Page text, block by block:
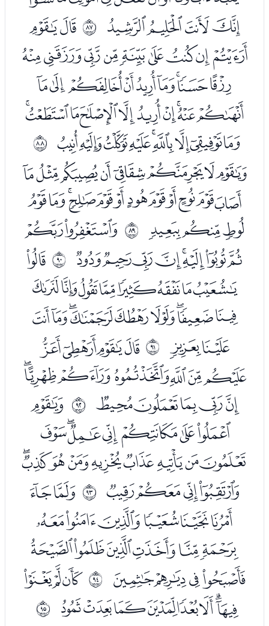
ﯖﯗﯘﯙ ﱖ ﯛﯜ
ﯝﯞﯟﯠﯡﯢﯣﯤﯥ
ﯦﯧﯨﯩﯪﯫﯬﯭﯮ
ﯯﯰﯱﯲﯳﯴﯵﯶﯷﯸ
ﯹﯺﯻﯼﯽﯾﯿﰀﰁ ﱗ
ﭑﭒﭓﭔﭕﭖﭗﭘ
ﭙﭚﭛﭜﭝﭞﭟﭠﭡﭢﭣﭤ
ﭥﭦﭧ ﱘ ﭩﭪ
ﭫﭬﭭﭮﭯﭰﭱﭲ ﱙ ﭴ
ﭵﭶﭷﭸﭹﭺﭻﭼ
ﭽﭾﭿﮀﮁﮂﮃﮄﮅ
ﮆﮇ ﱚﮉﮊﮋﮌ
ﮍﮎﮏﮐﮑﮒﮓ
ﮔﮕﮖﮗﮘ ﱛ ﮚ
ﮛﮜﮝﮞﮟﮠﮡ
ﮢﮣﮤﮥﮦﮧﮨﮩﮪ
ﮫﮬﮭﮮ ﱜ ﮰﮱ
ﯓﯔﯕﯖﯗﯘ
ﯙﯚﯛﯜﯝﯞ
ﯟﯠﯡﯢ ﱝﯤﯥﯦ
ﯧﯨﯩﯪﯫﯬﯭﯮ ﱞ